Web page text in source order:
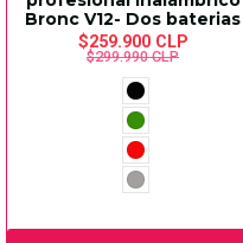
Bronc V12- Dos baterias
$259.900 CLP
$299.990 CLP